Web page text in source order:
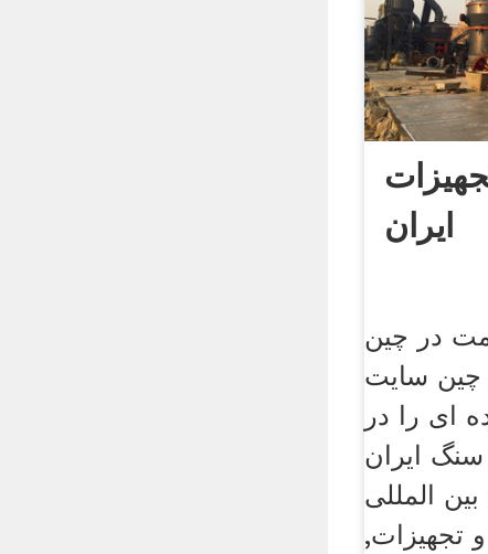
ایران
در چين
چين سایت
ای را در
ایران
المللی
تجهیزات,